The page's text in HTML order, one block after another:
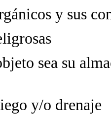
y sus
sea su
y/o drenaje